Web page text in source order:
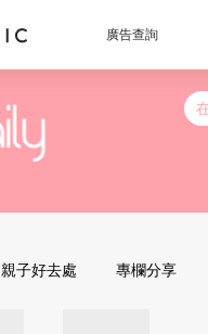
廣告查詢
親子好去處 專欄分享